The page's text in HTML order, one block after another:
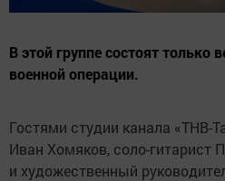
В этой группе состоят только
военной операции.
Гостями студии канала «ТНВ-
Иван Хомяков, соло-гитарист
и художественный